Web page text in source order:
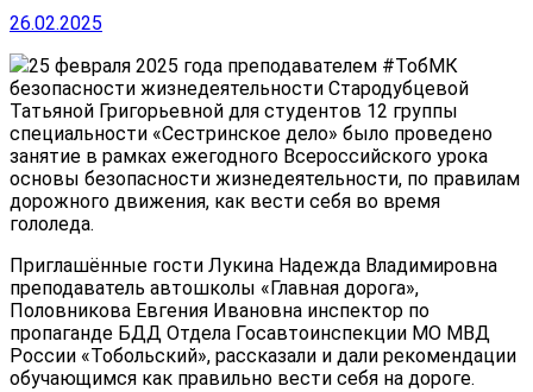
26.02.2025
25 февраля 2025 года преподавателем #ТобМК
безопасности жизнедеятельности Стародубцевой
Татьяной Григорьевной для студентов 12 группы
специальности «Сестринское дело» было проведено
занятие в рамках ежегодного Всероссийского урока
основы безопасности жизнедеятельности, по правилам
дорожного движения, как вести себя во время
гололеда.
Приглашённые гости Лукина Надежда Владимировна
преподаватель автошколы «Главная дорога»,
Половникова Евгения Ивановна инспектор по
пропаганде БДД Отдела Госавтоинспекции МО МВД
России «Тобольский», рассказали и дали рекомендации
обучающимся как правильно вести себя на дороге.